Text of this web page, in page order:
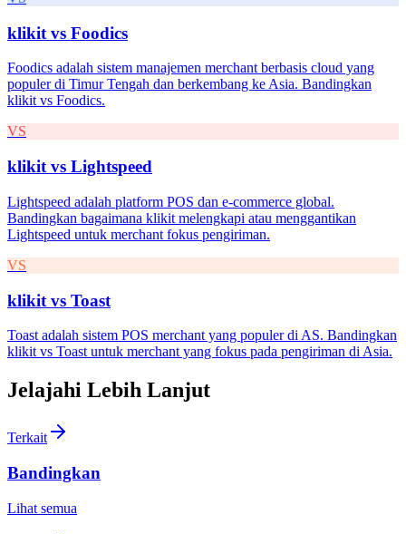
klikit vs Foodics
Foodics adalah sistem manajemen merchant berbasis cloud yang
populer di Timur Tengah dan berkembang ke Asia. Bandingkan
klikit vs Foodics.
VS
klikit vs Lightspeed
Lightspeed adalah platform POS dan e-commerce global.
Bandingkan bagaimana klikit melengkapi atau menggantikan
Lightspeed untuk merchant fokus pengiriman.
VS
klikit vs Toast
Toast adalah sistem POS merchant yang populer di AS. Bandingkan
klikit vs Toast untuk merchant yang fokus pada pengiriman di Asia.
Jelajahi Lebih Lanjut
Terkait
Bandingkan
Lihat semua